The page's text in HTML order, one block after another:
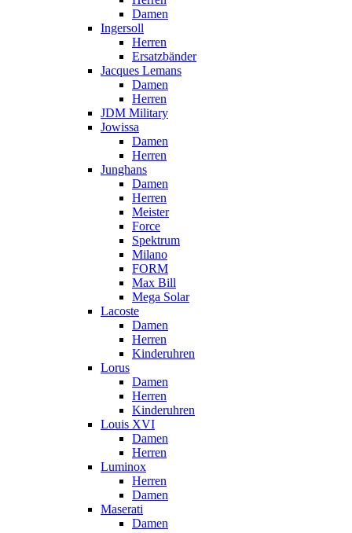
Damen
Ingersoll
Herren
Ersatzbänder
Jacques Lemans
Damen
Herren
JDM Military
Jowissa
Damen
Herren
Junghans
Damen
Herren
Meister
Force
Spektrum
Milano
FORM
Max Bill
Mega Solar
Lacoste
Damen
Herren
Kinderuhren
Lorus
Damen
Herren
Kinderuhren
Louis XVI
Damen
Herren
Luminox
Herren
Damen
Maserati
Damen